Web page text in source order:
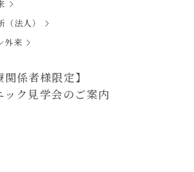
法人）
外来
関係者様限定】
ック見学会のご案内